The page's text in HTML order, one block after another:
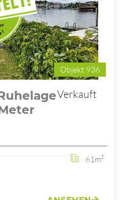
Objekt 936
Verkauft
61m²